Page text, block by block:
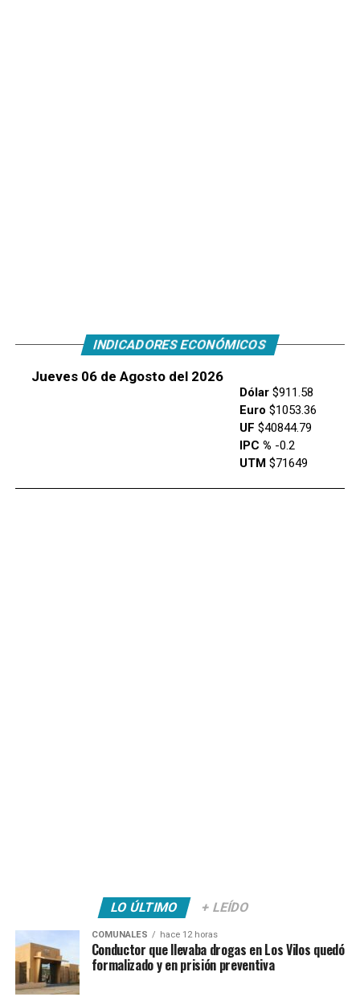
INDICADORES ECONÓMICOS
Jueves 06 de Agosto del 2026
Dólar$911.58
Euro $1053.36
UF $40844.79
IPC % -0.2
UTM$71649
LO ÚLTIMO + LEÍDO
COMUNALES hace 12 horas
Conductor que llevaba drogas en Los Vilos quedó
formalizado y en prisión preventiva